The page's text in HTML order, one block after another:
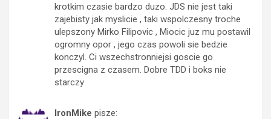
krotkim czasie bardzo duzo. JDS nie jest taki
zajebisty jak myslicie , taki wspolczesny troche
ulepszony Mirko Filipovic , Miocic juz mu postawil
ogromny opor , jego czas powoli sie bedzie
konczyl. Ci wszechstronniejsi goscie go
przescigna z czasem. Dobre TDD i boks nie
starczy
IronMike pisze: